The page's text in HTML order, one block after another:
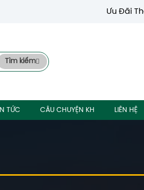
Ưu Đãi
Tìm kiếm
TỨC CÂU CHUYỆN KH LIÊN HỆ